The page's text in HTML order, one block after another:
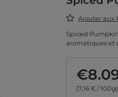
Ajouter aux
Spiced
aromatiques et
(7,16 € / 100g)